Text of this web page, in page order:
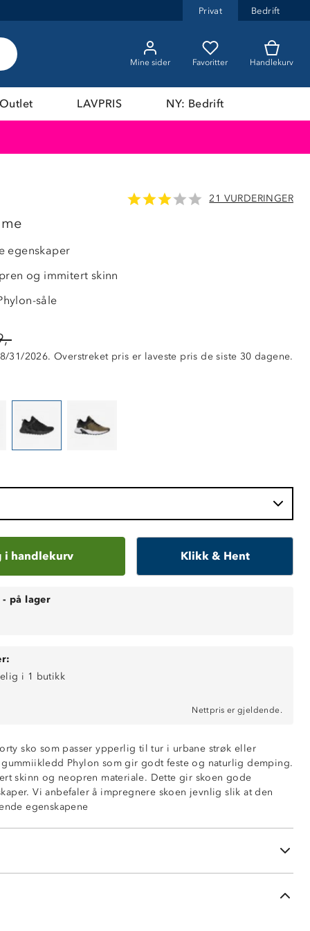
Privat Bedrift
Mine sider Favoritter Handlekurv
LAVPRIS NY: Bedrift
21 VURDERINGER
egenskaper
og immitert skinn
såle
31/2026. Overstreket pris er laveste pris de siste 30 dagene.
i handlekurv Klikk & Hent
- på lager
i 1 butikk
Nettpris er gjeldende.
sko som passer ypperlig til tur i urbane strøk eller
gummiikledd Phylon som gir godt feste og naturlig demping.
skinn og neopren materiale. Dette gir skoen gode
Vi anbefaler å impregnere skoen jevnlig slik at den
egenskapene